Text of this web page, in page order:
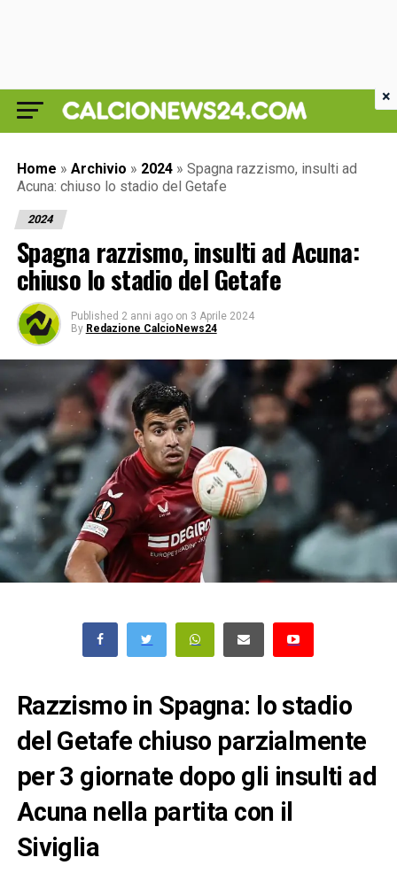
Home » Archivio » 2024 » Spagna razzismo, insulti ad
Acuna: chiuso lo stadio del Getafe
2024
Spagna razzismo, insulti ad Acuna:
chiuso lo stadio del Getafe
Published 2 anni ago on 3 Aprile 2024
By Redazione CalcioNews24
Razzismo in Spagna: lo stadio
del Getafe chiuso parzialmente
per 3 giornate dopo gli insulti ad
Acuna nella partita con il
Siviglia
×